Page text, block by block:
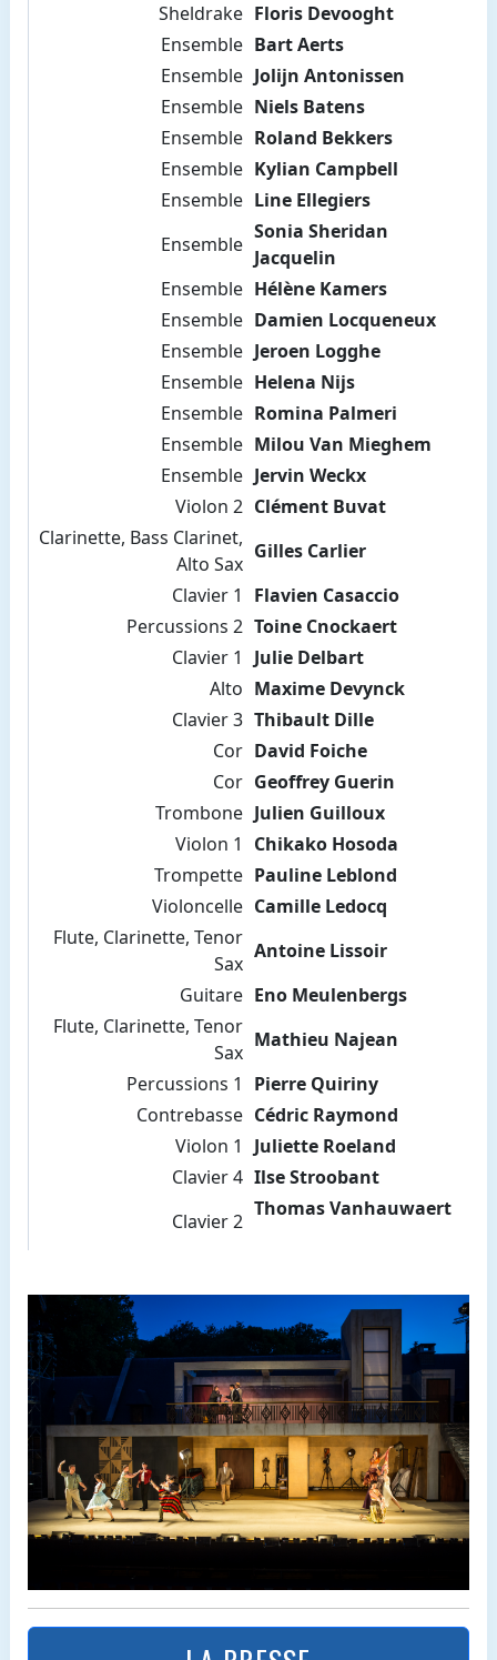
Sheldrake Floris Devooght
Ensemble Bart Aerts
Ensemble Jolijn Antonissen
Ensemble Niels Batens
Ensemble Roland Bekkers
Ensemble Kylian Campbell
Ensemble Line Ellegiers
Ensemble
Sonia Sheridan
Jacquelin
Ensemble Hélène Kamers
Ensemble Damien Locqueneux
Ensemble Jeroen Logghe
Ensemble Helena Nijs
Ensemble Romina Palmeri
Ensemble Milou Van Mieghem
Ensemble Jervin Weckx
Violon 2 Clément Buvat
Clarinette, Bass Clarinet,
Alto Sax
Gilles Carlier
Clavier 1
Flavien Casaccio
Percussions 2 Toine Cnockaert
Clavier 1
Julie Delbart
Alto Maxime Devynck
Clavier 3 Thibault Dille
Cor David Foiche
Cor Geoffrey Guerin
Trombone Julien Guilloux
Violon 1
Chikako Hosoda
Trompette Pauline Leblond
Violoncelle Camille Ledocq
Flute, Clarinette, Tenor
Sax
Antoine Lissoir
Guitare Eno Meulenbergs
Flute, Clarinette, Tenor
Sax
Mathieu Najean
Percussions 1
Pierre Quiriny
Contrebasse Cédric Raymond
Violon 1
Juliette Roeland
Clavier 4 Ilse Stroobant
Clavier 2
Thomas Vanhauwaert